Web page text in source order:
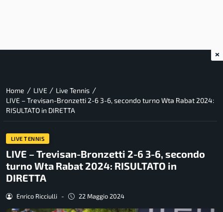
Home / LIVE / Live Tennis /
LIVE – Trevisan-Bronzetti 2-6 3-6, secondo turno Wta Rabat 2024:
RISULTATO in DIRETTA
LIVE TENNIS
LIVE – Trevisan-Bronzetti 2-6 3-6, secondo
turno Wta Rabat 2024: RISULTATO in
DIRETTA
Enrico Ricciulli - 22 Maggio 2024
×